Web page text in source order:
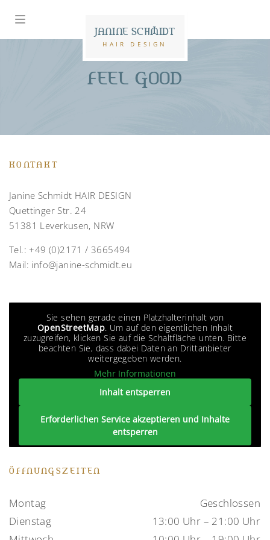
JANINE SCHMIDT
HAIR DESIGN
FEEL GOOD
KONTAKT
Janine Schmidt HAIR DESIGN
Quettinger Str. 24
51381 Leverkusen, NRW
Tel.:+49 (0)2171 / 3665494
Mail: info@janine-schmidt.eu
Sie sehen gerade einen Platzhalterinhalt von
OpenStreetMap. Um auf den eigentlichen Inhalt
zuzugreifen, klicken Sie auf die Schaltfläche unten. Bitte
beachten Sie, dass dabei Daten an Drittanbieter
weitergegeben werden.
Mehr Informationen
Inhalt entsperren
Erforderlichen Service akzeptieren und Inhalte
entsperren
ÖFFNUNGSZEITEN
Montag
Geschlossen
Dienstag
13:00 Uhr – 21:00 Uhr